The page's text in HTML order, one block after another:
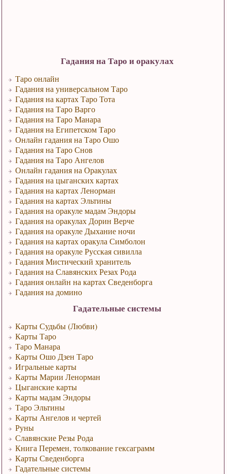
Гадания на Таро и оракулах
Таро онлайн
Гадания на универсальном Таро
Гадания на картах Таро Тота
Гадания на Таро Варго
Гадания на Таро Манара
Гадания на Египетском Таро
Онлайн гадания на Таро Ошо
Гадания на Таро Снов
Гадания на Таро Ангелов
Онлайн гадания на Оракулах
Гадания на цыганских картах
Гадания на картах Ленорман
Гадания на картах Эльтины
Гадания на оракуле мадам Эндоры
Гадания на оракулах Дорин Верче
Гадания на оракуле Дыхание ночи
Гадания на картах оракула Симболон
Гадания на оракуле Русская сивилла
Гадания Мистический хранитель
Гадания на Славянских Резах Рода
Гадания онлайн на картах Сведенборга
Гадания на домино
Гадательные системы
Карты Судьбы (Любви)
Карты Таро
Таро Манара
Карты Ошо Дзен Таро
Игральные карты
Карты Марии Ленорман
Цыганские карты
Карты мадам Эндоры
Таро Эльтины
Карты Ангелов и чертей
Руны
Славянские Резы Рода
Книга Перемен, толкование гексаграмм
Карты Сведенборга
Гадательные системы